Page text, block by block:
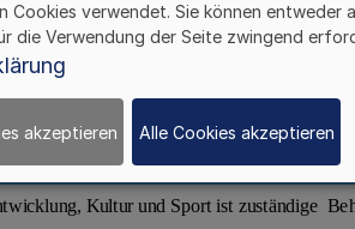
Cookies verwendet. Sie können entweder
die Verwendung der Seite zwingend
akzeptieren Alle Cookies akzeptieren